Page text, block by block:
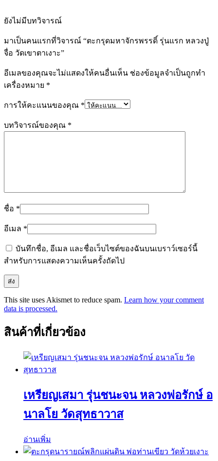
ยังไม่มีบทวิจารณ์
มาเป็นคนแรกที่วิจารณ์ “ตะกรุดมหาจักรพรรดิ์ รุ่นแรก หลวงปู่
จื่อ วัดเขาตาเงาะ”
อีเมลของคุณจะไม่แสดงให้คนอื่นเห็น ช่องข้อมูลจำเป็นถูกทำ
เครื่องหมาย *
การให้คะแนนของคุณ *
บทวิจารณ์ของคุณ *
ชื่อ *
อีเมล *
บันทึกชื่อ, อีเมล และชื่อเว็บไซต์ของฉันบนเบราว์เซอร์นี้
สำหรับการแสดงความเห็นครั้งถัดไป
This site uses Akismet to reduce spam. Learn how your comment
data is processed.
สินค้าที่เกี่ยวข้อง
เหรียญเสมา รุ่นชนะจน หลวงพ่อรักษ์ อ
นาลโย วัดสุทธาวาส
อ่านเพิ่ม